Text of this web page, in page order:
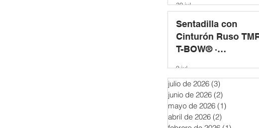
Aplicando un
Programa de
Entrenamiento
20 jul
Sentadilla con
Cinturón Ruso
T-BOW® ·
9 jul
julio de 2026 (3)
junio de 2026 (2)
mayo de 2026 (1)
abril de 2026 (2)